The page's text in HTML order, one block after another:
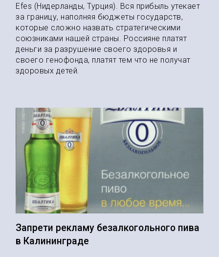
Efes (Нидерланды, Турция). Вся прибыль утекает
за границу, наполняя бюджеты государств,
которые сложно назвать стратегическими
союзниками нашей страны. Россияне платят
деньги за разрушение своего здоровья и
своего генофонда, платят тем что не получат
здоровых детей.
Запрети рекламу безалкогольного пива
в Калининграде